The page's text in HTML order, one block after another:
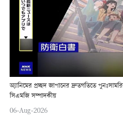
অ্যানিমের প্রচ্ছদ জাপানের দ্রুতগতিতে
সিএমজি সম্পাদকীয়
06-Aug-2026